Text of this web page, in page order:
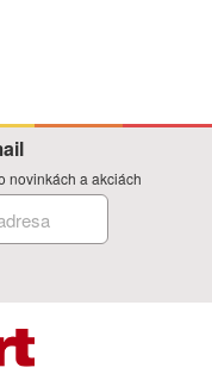
novinkách a akciách